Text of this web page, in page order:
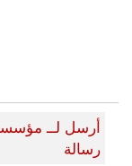
أرسل لــ
رسالة